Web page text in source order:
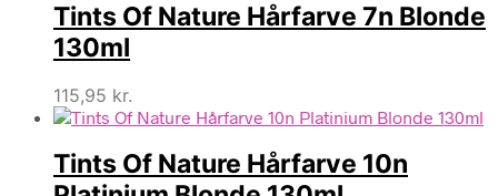
Tints Of Nature Hårfarve 7n Blonde
130ml
115,95 kr.
Tints Of Nature Hårfarve 10n